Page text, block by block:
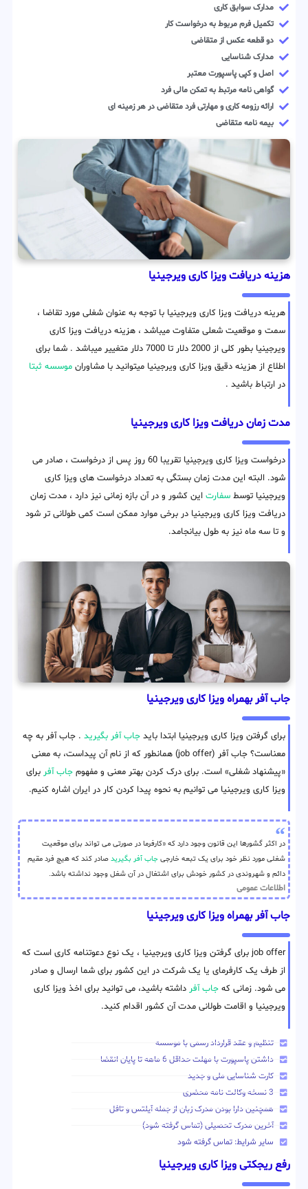
مدارک سوابق کاری
تکمیل فرم مربوط به درخواست کار
دو قطعه عکس از متقاضی
مدارک شناسایی
اصل و کپی پاسپورت معتبر
گواهی نامه مرتبط به تمکن مالی فرد
ارائه رزومه کاری و مهارتی فرد متقاضی در هر زمینه ای
بیمه نامه متقاضی
هزینه دریافت ویزا کاری ویرجینیا
هرینه دریافت ویزا کاری ویرجینیا با توجه به عنوان شغلی مورد تقاضا ،
سمت و موقعیت شعلی متفاوت میباشد ، هزینه دریافت ویزا کاری
ویرجینیا بطور کلی از 2000 دلار تا 7000 دلار متغییر میباشد . شما برای
اطلاع از هزینه دقیق ویزا کاری ویرجینیا میتوانید با مشاوران موسسه ثبتا
در ارتباط باشید .
مدت زمان دریافت ویزا کاری ویرجینیا
درخواست ویزا کاری ویرجینیا تقریبا 60 روز پس از درخواست ، صادر می
شود. البته این مدت زمان بستگی به تعداد درخواست های ویزا کاری
ویرجینیا توسط سفارت این کشور و در آن بازه زمانی نیز دارد ، مدت زمان
دریافت ویزا کاری ویرجینیا در برخی موارد ممکن است کمی طولانی تر شود
و تا سه ماه نیز به طول بیانجامد.
جاب آفر بهمراه ویزا کاری ویرجینیا
برای گرفتن ویزا کاری ویرجینیا ابتدا باید جاب آفر بگیرید . جاب آفر به چه
معناست؟ جاب آفر (job offer) همانطور که از نام آن پیداست، به معنی
«پیشنهاد شغلی» است. برای درک کردن بهتر معنی و مفهوم جاب آفر برای
ویزا کاری ویرجینیا می توانیم به نحوه پیدا کردن کار در ایران اشاره کنیم.
در اکثر گشورها این قانون وجود دارد که «کارفرما در صورتی می تواند برای موقعیت
شغلی مورد نظر خود برای یک تبعه خارجی جاب آفر بگیرید صادر کند که هیچ فرد مقیم
دائم و شهروندی در کشور خودش برای اشتغال در آن شغل وجود نداشته باشد.
اطلاعات عمومی
جاب آفر بهمراه ویزا کاری ویرجینیا
job offer برای گرفتن ویزا کاری ویرجینیا ، یک نوع دعوتنامه کاری است که
از طرف یک کارفرمای یا یک شرکت در این کشور برای شما ارسال و صادر
می شود. زمانی که جاب آفر داشته باشید، می توانید برای اخذ ویزا کاری
ویرجینیا و اقامت طولانی مدت آن کشور اقدام کنید.
تنظیم و عقد قرارداد رسمی با موسسه
داشتن پاسپورت با مهلت حداقل 6 ماهه تا پایان انقضا
کارت شناسایی ملی و جدید
3 نسخه وکالت نامه محضری
همچنین دارا بودن مدرک زبان از جمله آیلتس و تافل
آخرین مدرک تحصیلی (تماس گرفته شود)
سایر شرایط: تماس گرفته شود
رفع ریجکتی ویزا کاری ویرجینیا